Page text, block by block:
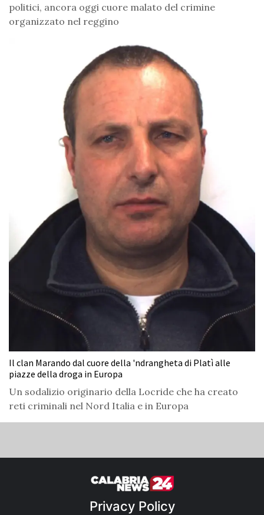
politici, ancora oggi cuore malato del crimine
organizzato nel reggino
Il clan Marando dal cuore della 'ndrangheta di Platì alle
piazze della droga in Europa
Un sodalizio originario della Locride che ha creato
reti criminali nel Nord Italia e in Europa
Privacy Policy